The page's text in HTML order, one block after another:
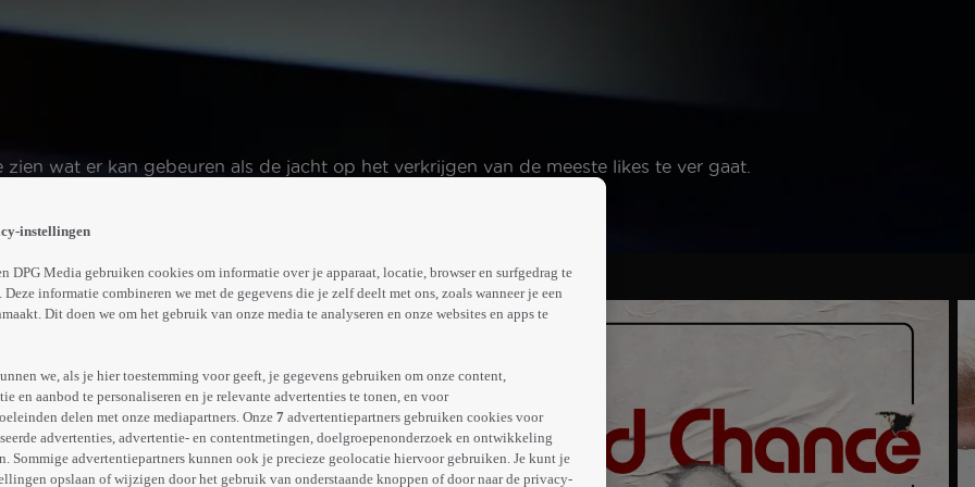
wat er kan gebeuren als de jacht op het verkrijgen van de meeste likes te ver gaat.
instellingen
DPG Media gebruiken cookies om informatie over je apparaat, locatie, browser en surfgedrag te
Deze informatie combineren we met de gegevens die je zelf deelt met ons, zoals wanneer je een
Dit doen we om het gebruik van onze media te analyseren en onze websites en apps te
we, als je hier toestemming voor geeft, je gegevens gebruiken om onze content,
en aanbod te personaliseren en je relevante advertenties te tonen, en voor
delen met onze mediapartners. Onze 7 advertentiepartners gebruiken cookies voor
advertenties, advertentie- en contentmetingen, doelgroepenonderzoek en ontwikkeling
Sommige advertentiepartners kunnen ook je precieze geolocatie hiervoor gebruiken. Je kunt je
opslaan of wijzigen door het gebruik van onderstaande knoppen of door naar de privacy-